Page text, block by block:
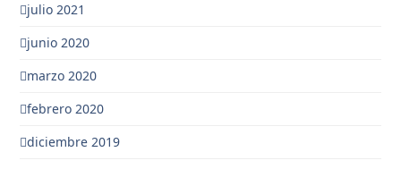
julio 2021
junio 2020
marzo 2020
febrero 2020
diciembre 2019